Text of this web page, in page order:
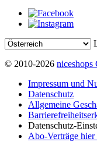
© 2010-2026 niceshops
Impressum und
Datenschutz
Allgemeine
Datenschutz-
Abo-Verträge hier